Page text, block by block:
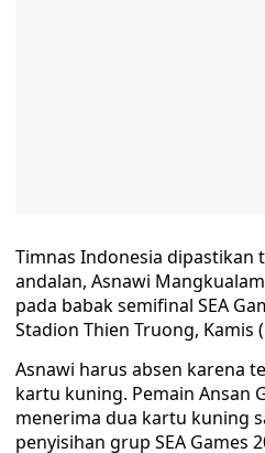
Timnas Indonesia dipastikan
andalan, Asnawi
pada babak semifinal SEA
Stadion Thien Truong, Kamis
Asnawi harus absen karena
kartu kuning. Pemain Ansan
menerima dua kartu kuning
penyisihan grup SEA Games